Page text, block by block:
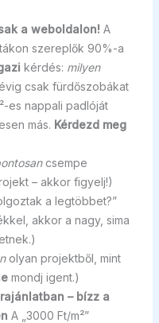
a weboldalon! A
szereplők 90%-a
kérdés: milyen
csak fürdőszobákat
es nappali padlóját
más. Kérdezd meg
csempe
– akkor figyelj!)
a legtöbbet?”
akkor a nagy, sima
olyan projektből, mint
mondj igent.)
– bízz a
A „3000 Ft/m²”